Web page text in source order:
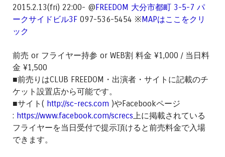
2015.2.13(fri) 22:00- @FREEDOM 大分市都町 3-5-7 パ
ークサイドビル3F 097-536-5454 ※MAPはここをクリ
ック
前売 or フライヤー持参 or WEB割 料金 ¥1,000 / 当日料
金 ¥1,500
■前売りはCLUB FREEDOM・出演者・サイトに記載のチ
ケット設置店から可能です。
■サイト( http://sc-recs.com )やFacebookページ
: https://www.facebook.com/screcs 上に掲載されている
フライヤーを当日受付で提示頂けると前売料金で入場
できます。